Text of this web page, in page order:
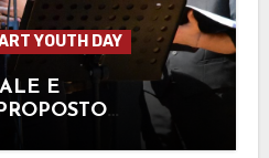
YOUTH DAY
E